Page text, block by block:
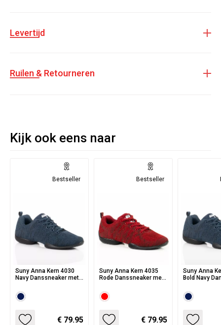
Levertijd
Ruilen & Retourneren
Kijk ook eens naar
Bestseller
Suny Anna Kern 4030
Navy Danssneaker met
€ 79.95
Bestseller
Suny Anna Kern 4035
Rode Danssneaker met
€ 79.95
Suny Anna Kern
Bold Navy
Splitzool